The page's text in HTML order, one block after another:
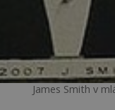
James Smith v